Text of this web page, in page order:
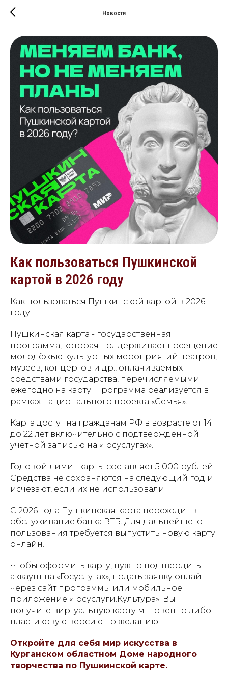
Новости
Как пользоваться Пушкинской
картой в 2026 году
Как пользоваться Пушкинской картой в 2026
году
Пушкинская карта - государственная
программа, которая поддерживает посещение
молодёжью культурных мероприятий: театров,
музеев, концертов и др., оплачиваемых
средствами государства, перечисляемыми
ежегодно на карту. Программа реализуется в
рамках национального проекта «Семья».
Карта доступна гражданам РФ в возрасте от 14
до 22 лет включительно с подтверждённой
учётной записью на «Госуслугах».
Годовой лимит карты составляет 5 000 рублей.
Средства не сохраняются на следующий год и
исчезают, если их не использовали.
С 2026 года Пушкинская карта переходит в
обслуживание банка ВТБ. Для дальнейшего
пользования требуется выпустить новую карту
онлайн.
Чтобы оформить карту, нужно подтвердить
аккаунт на «Госуслугах», подать заявку онлайн
через сайт программы или мобильное
приложение «Госуслуги.Культура». Вы
получите виртуальную карту мгновенно либо
пластиковую версию по желанию.
Откройте для себя мир искусства в
Курганском областном Доме народного
творчества по Пушкинской карте.